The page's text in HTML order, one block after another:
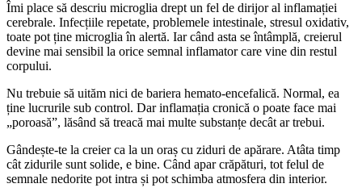
Îmi place să descriu microglia drept un fel de dirijor al inflamației
cerebrale. Infecțiile repetate, problemele intestinale, stresul oxidativ,
toate pot ține microglia în alertă. Iar când asta se întâmplă, creierul
devine mai sensibil la orice semnal inflamator care vine din restul
corpului.
Nu trebuie să uităm nici de bariera hemato-encefalică. Normal, ea
ține lucrurile sub control. Dar inflamația cronică o poate face mai
„poroasă”, lăsând să treacă mai multe substanțe decât ar trebui.
Gândește-te la creier ca la un oraș cu ziduri de apărare. Atâta timp
cât zidurile sunt solide, e bine. Când apar crăpături, tot felul de
semnale nedorite pot intra și pot schimba atmosfera din interior.